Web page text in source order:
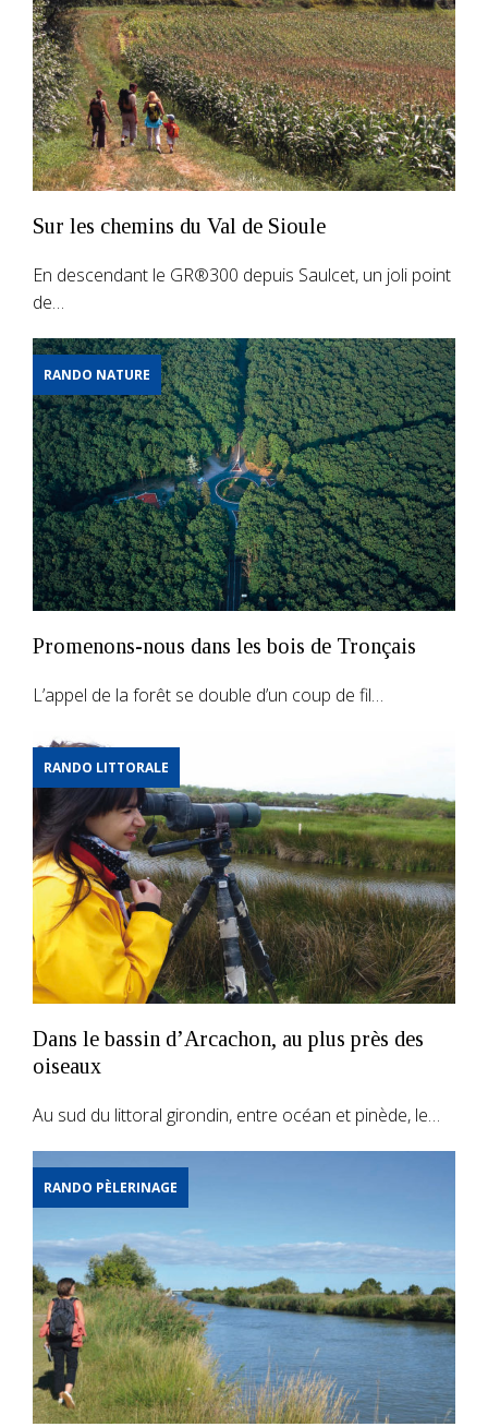
Sur les chemins du Val de Sioule
En descendant le GR®300 depuis Saulcet, un joli point
de…
RANDO NATURE
Promenons-nous dans les bois de Tronçais
L’appel de la forêt se double d’un coup de fil…
RANDO LITTORALE
Dans le bassin d’Arcachon, au plus près des
oiseaux
Au sud du littoral girondin, entre océan et pinède, le…
RANDO PÈLERINAGE